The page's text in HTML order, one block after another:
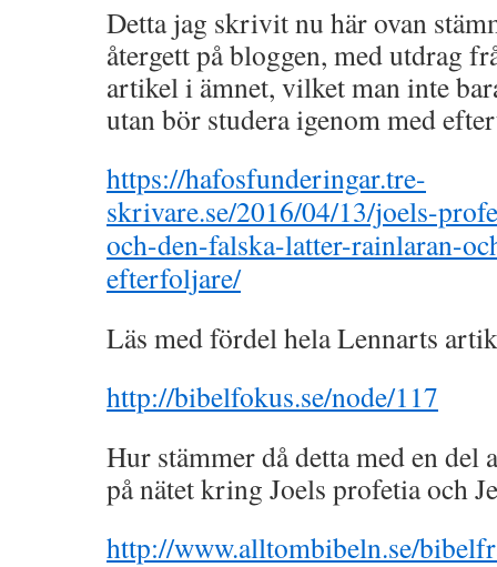
Detta jag skrivit nu här ovan
återgett på bloggen, med utdrag
artikel i ämnet, vilket man inte
utan bör studera igenom med
https://hafosfunderingar.tre-
skrivare.se/2016/04/13/joels-
och-den-falska-latter-rainlaran-
efterfoljare/
Läs med fördel hela Lennarts
http://bibelfokus.se/node/117
Hur stämmer då detta med en del
på nätet kring Joels profetia och
http://www.alltombibeln.se/